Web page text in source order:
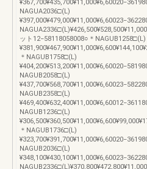
NAGUA2036□(L)
ット12−58118058008○＊NAGUB1258□(L)
＊NAGUB1758□(L)
NAGUB2058□(L)
NAGUB2358□(L)
NAGUB1236□(L)
＊NAGUB1736□(L)
NAGUB2036□(L)